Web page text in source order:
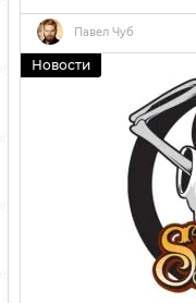
косметики и средств
полной системы
Chub Style!
Павел Чуб
Новости